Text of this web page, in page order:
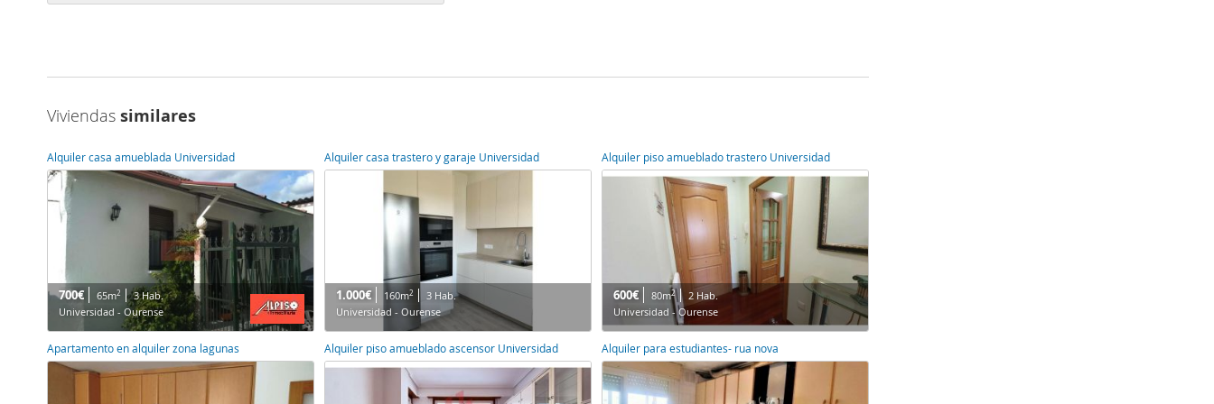
Viviendas similares
Alquiler casa amueblada Universidad
700€ 65m2
3 Hab.
Universidad - Ourense
Alquiler casa trastero y garaje Universidad
1.000€ 160m2
3 Hab.
Universidad - Ourense
Alquiler piso amueblado trastero Universidad
600€ 80m2
2 Hab.
Universidad - Ourense
Apartamento en alquiler zona lagunas Alquiler piso amueblado ascensor Universidad Alquiler para estudiantes- rua nova